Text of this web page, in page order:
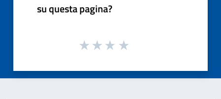
su questa pagina?